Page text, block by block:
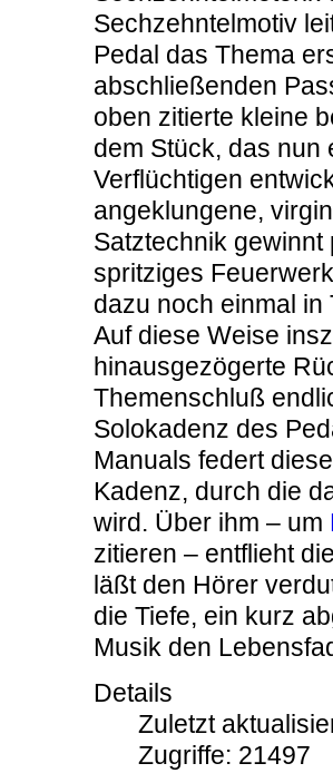
Sechzehntelmotiv
Pedal das Thema
abschließenden
oben zitierte kleine
dem Stück, das nun
Verflüchtigen
angeklungene,
Satztechnik
spritziges
dazu noch einmal in
Auf diese Weise
hinausgezögerte
Themenschluß
Solokadenz des
Manuals federt
Kadenz, durch die
wird. Über ihm – um
zitieren – entflieht
läßt den Hörer
die Tiefe, ein kurz
Musik den
Details
Zuletzt
Zugriffe: 21497